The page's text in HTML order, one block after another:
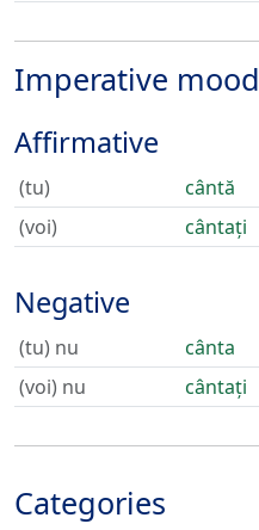
Imperative mood
Affirmative
(tu)
cântă
(voi)
cântați
Negative
(tu) nu
cânta
(voi) nu
cântați
Categories